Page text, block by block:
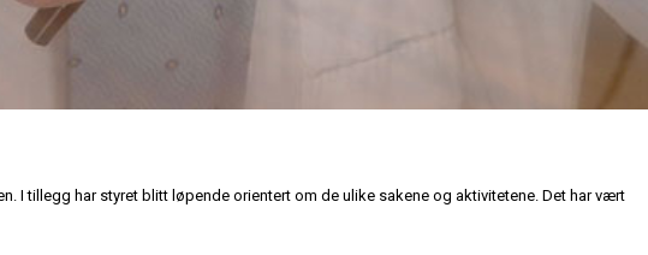
I tillegg har styret blitt løpende orientert om de ulike sakene og aktivitetene. Det har vært